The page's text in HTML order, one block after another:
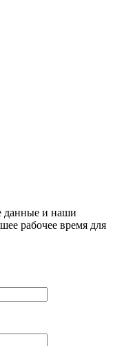
данные и наши
рабочее время для